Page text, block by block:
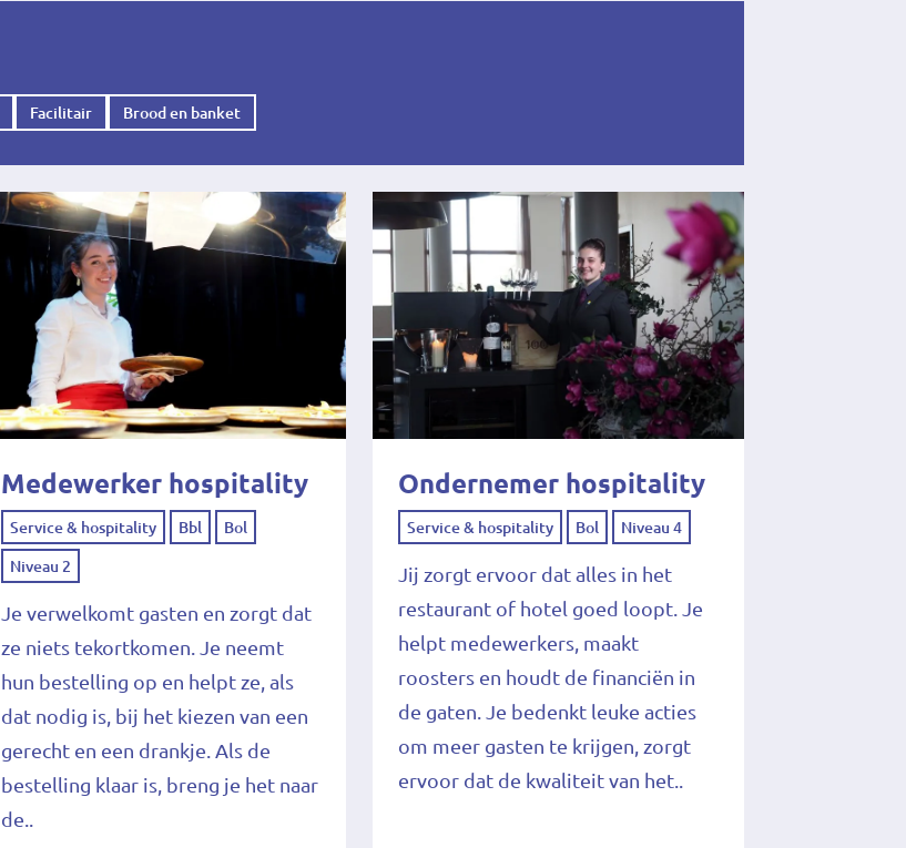
Facilitair Brood en banket
Medewerker hospitality
Service & hospitality Bbl Bol
Niveau 2
Je verwelkomt gasten en zorgt dat
ze niets tekortkomen. Je neemt
hun bestelling op en helpt ze, als
dat nodig is, bij het kiezen van een
gerecht en een drankje. Als de
bestelling klaar is, breng je het naar
de..
Ondernemer hospitality
Service & hospitality Bol Niveau 4
Jij zorgt ervoor dat alles in het
restaurant of hotel goed loopt. Je
helpt medewerkers, maakt
roosters en houdt de financiën in
de gaten. Je bedenkt leuke acties
om meer gasten te krijgen, zorgt
ervoor dat de kwaliteit van het..